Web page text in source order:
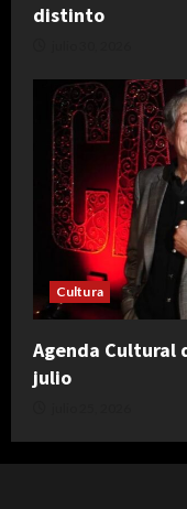
distinto
Cultura
Agenda Cultural
julio